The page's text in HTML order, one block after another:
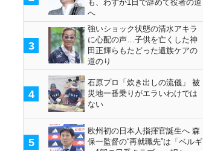
も、わずか1日で辞めて役者の道
へ
3
強いショック状態の清水アキラ
に心配の声…子供を亡くした神
田正輝らもたどった遺族ケアの
道のり
4
石原プロ「炊き出しの流儀」 被
災地一番乗りがエラいわけでは
ない
5
欧州初の日本人指揮官誕生へ 森
保一監督の“再就職先”は「ベルギ